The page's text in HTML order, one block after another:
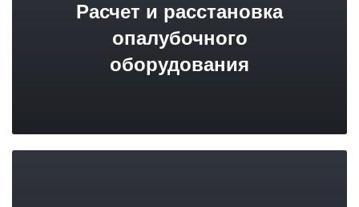
Расчет и расстановка
опалубочного
оборудования